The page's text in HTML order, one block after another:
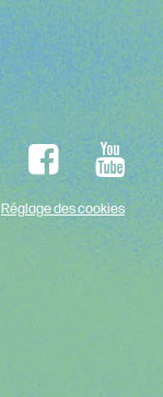
Réglage des cookies